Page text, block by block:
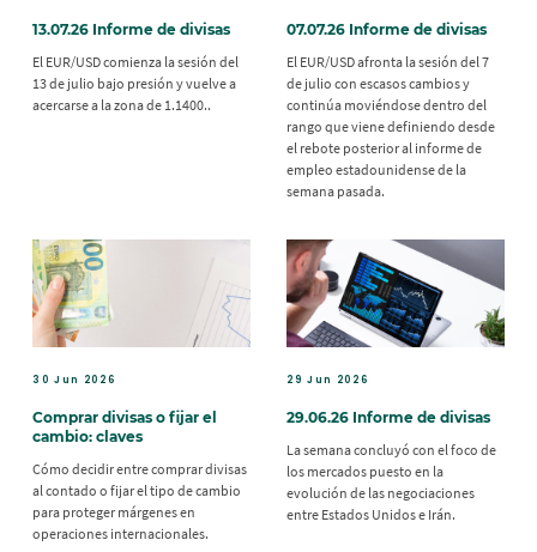
13.07.26 Informe de divisas
El EUR/USD comienza la sesión del
13 de julio bajo presión y vuelve a
acercarse a la zona de 1.1400..
07.07.26 Informe de divisas
El EUR/USD afronta la sesión del 7
de julio con escasos cambios y
continúa moviéndose dentro del
rango que viene definiendo desde
el rebote posterior al informe de
empleo estadounidense de la
semana pasada.
30 Jun 2026
Comprar divisas o fijar el
cambio: claves
Cómo decidir entre comprar divisas
al contado o fijar el tipo de cambio
para proteger márgenes en
operaciones internacionales.
29 Jun 2026
29.06.26 Informe de divisas
La semana concluyó con el foco de
los mercados puesto en la
evolución de las negociaciones
entre Estados Unidos e Irán.